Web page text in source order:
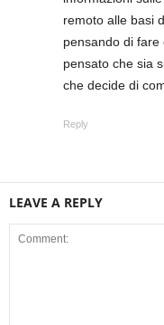
remoto alle basi
pensando di
pensato che sia
che decide di
Reply
LEAVE A REPLY